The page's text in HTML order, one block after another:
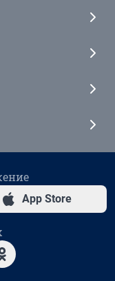
App Store